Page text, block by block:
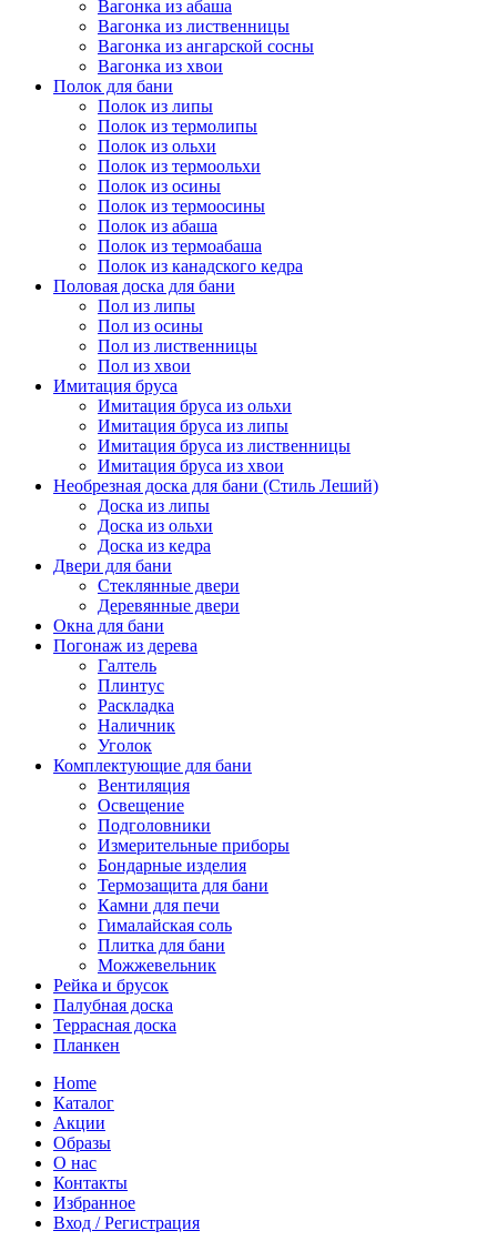
Вагонка из абаша
Вагонка из лиственницы
Вагонка из ангарской сосны
Вагонка из хвои
Полок для бани
Полок из липы
Полок из термолипы
Полок из ольхи
Полок из термоольхи
Полок из осины
Полок из термоосины
Полок из абаша
Полок из термоабаша
Полок из канадского кедра
Половая доска для бани
Пол из липы
Пол из осины
Пол из лиственницы
Пол из хвои
Имитация бруса
Имитация бруса из ольхи
Имитация бруса из липы
Имитация бруса из лиственницы
Имитация бруса из хвои
Необрезная доска для бани (Стиль Леший)
Доска из липы
Доска из ольхи
Доска из кедра
Двери для бани
Стеклянные двери
Деревянные двери
Окна для бани
Погонаж из дерева
Галтель
Плинтус
Раскладка
Наличник
Уголок
Комплектующие для бани
Вентиляция
Освещение
Подголовники
Измерительные приборы
Бондарные изделия
Термозащита для бани
Камни для печи
Гималайская соль
Плитка для бани
Можжевельник
Рейка и брусок
Палубная доска
Террасная доска
Планкен
Home
Каталог
Акции
Образы
О нас
Контакты
Избранное
Вход / Регистрация